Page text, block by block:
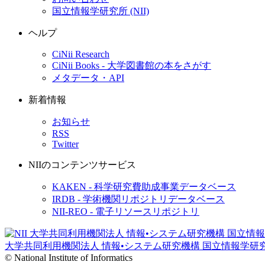
国立情報学研究所 (NII)
ヘルプ
CiNii Research
CiNii Books - 大学図書館の本をさがす
メタデータ・API
新着情報
お知らせ
RSS
Twitter
NIIのコンテンツサービス
KAKEN - 科学研究費助成事業データベース
IRDB - 学術機関リポジトリデータベース
NII-REO - 電子リソースリポジトリ
大学共同利用機関法人 情報•システム研究機構 国立情報学研
© National Institute of Informatics